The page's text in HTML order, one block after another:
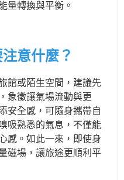
量轉換與平衡。
意什麼？
館或陌生空間，建議先
象徵讓氣場流動與更
安全感，可隨身攜帶自
吸熟悉的氣息，不僅能
感。如此一來，即使身
磁場，讓旅途更順利平